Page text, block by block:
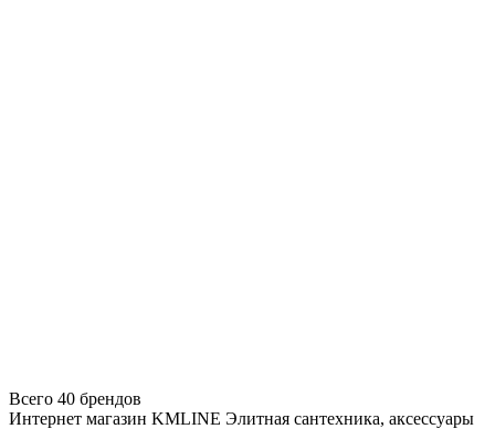
Всего 40 брендов
Интернет магазин KMLINE Элитная сантехника, аксессуары